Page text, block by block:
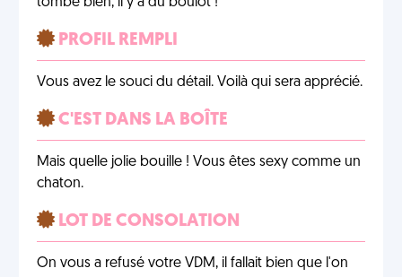
PROFIL REMPLI
Vous avez le souci du détail. Voilà qui sera apprécié.
C'EST DANS LA BOÎTE
Mais quelle jolie bouille ! Vous êtes sexy comme un
chaton.
LOT DE CONSOLATION
On vous a refusé votre VDM, il fallait bien que l'on